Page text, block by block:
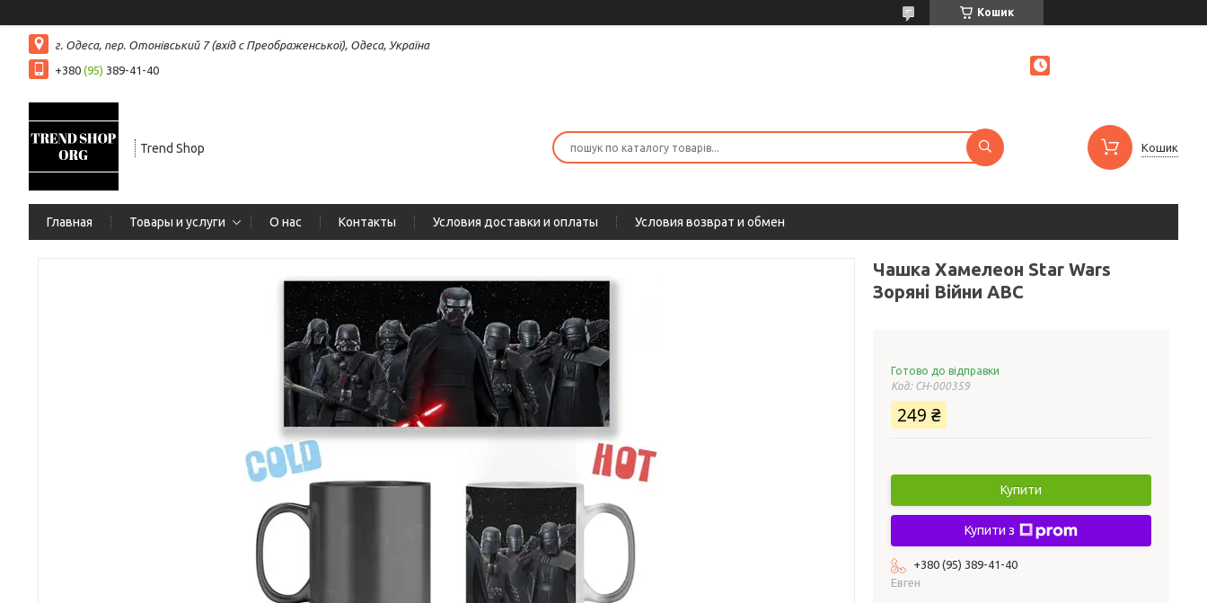
Кошик
г. Одеса, пер. Отонівський 7 (вхід с Преображенської), Одеса, Україна
+380 (95) 389-41-40
Trend Shop Кошик
Главная Товары и услуги О нас Контакты Условия доставки и оплаты Условия возврат и обмен
Чашка Хамелеон Star Wars
Зоряні Війни ABC
Готово до відправки
Код: СH-000359
249 ₴
Купити
Купити з
+380 (95) 389-41-40
Евген